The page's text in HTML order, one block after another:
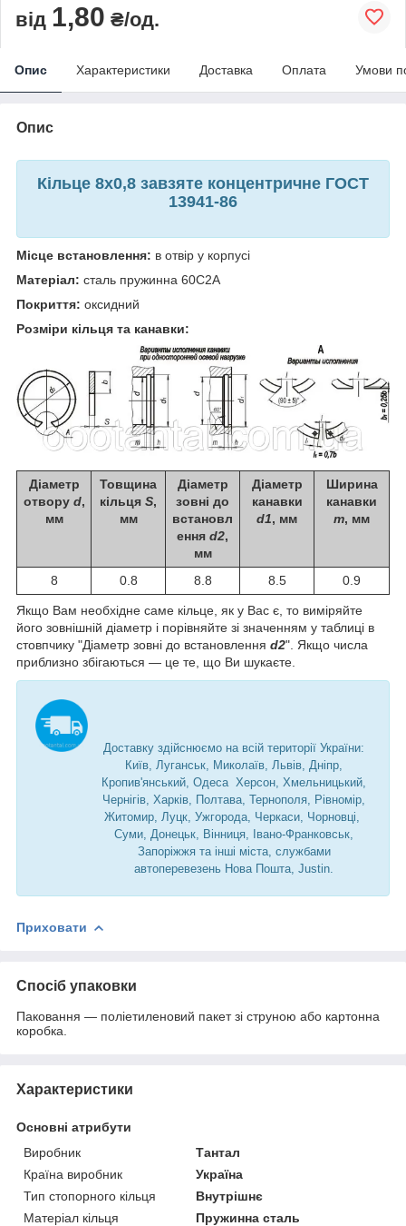
від 1,80 ₴/од.
Опис Характеристики Доставка Оплата Умови
Опис
Кільце 8х0,8 завзяте концентричне ГОСТ
13941-86
Місце встановлення: в отвір у корпусі
Матеріал: сталь пружинна 60С2А
Покриття: оксидний
Розміри кільця та канавки:
Діаметр
отвору d,
мм
Товщина
кільця S,
мм
Діаметр
зовні до
встановл
ення d2,
мм
Діаметр
канавки
d1, мм
Ширина
канавки
m, мм
8 0.8 8.8 8.5 0.9
Якщо Вам необхідне саме кільце, як у Вас є, то виміряйте
його зовнішній діаметр і порівняйте зі значенням у таблиці в
стовпчику "Діаметр зовні до встановлення d2". Якщо числа
приблизно збігаються — це те, що Ви шукаєте.
Доставку здійснюємо на всій території України:
Київ, Луганськ, Миколаїв, Львів, Дніпр,
Кропив'янський, Одеса Херсон, Хмельницький,
Чернігів, Харків, Полтава, Тернополя, Рівномір,
Житомир, Луцк, Ужгорода, Черкаси, Чорновці,
Суми, Донецьк, Вінниця, Івано-Франковськ,
Запоріжжя та інші міста, службами
автоперевезень Нова Пошта, Justin.
Приховати
Спосіб упаковки
Паковання — поліетиленовий пакет зі струною або картонна
коробка.
Характеристики
Основні атрибути
Виробник
Тантал
Країна виробник
Україна
Тип стопорного кільця
Внутрішнє
Матеріал кільця
Пружинна сталь